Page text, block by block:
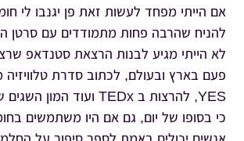
אם הייתי מפחד לעשות זאת פן יגנבו לי
להניח שהרבה פחות מתמודדים עם סרטן
פעם בארץ ובעולם, לכתוב סדרת
YES, להרצות ב TEDx ועוד המון השגים שהגעתי אליהם.
כי בסופו של יום, גם אם היו משתמשים